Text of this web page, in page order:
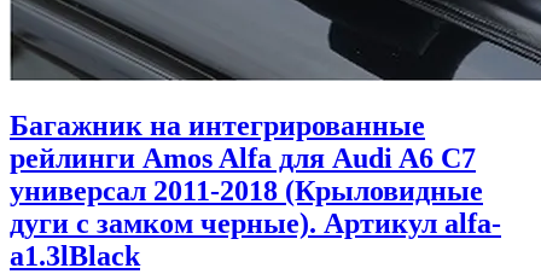
Багажник на интегрированные
рейлинги Amos Alfa для Audi A6 C7
универсал 2011-2018 (Крыловидные
дуги с замком черные). Артикул alfa-
a1.3lBlack